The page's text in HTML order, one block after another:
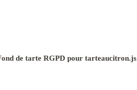
de tarte RGPD pour tarteaucitron.js